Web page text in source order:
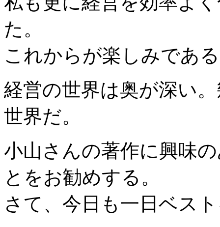
た。
これからが楽しみであ
経営の世界は奥が深い
世界だ。
小山さんの著作に興味
とをお勧めする。
さて、今日も一日ベス